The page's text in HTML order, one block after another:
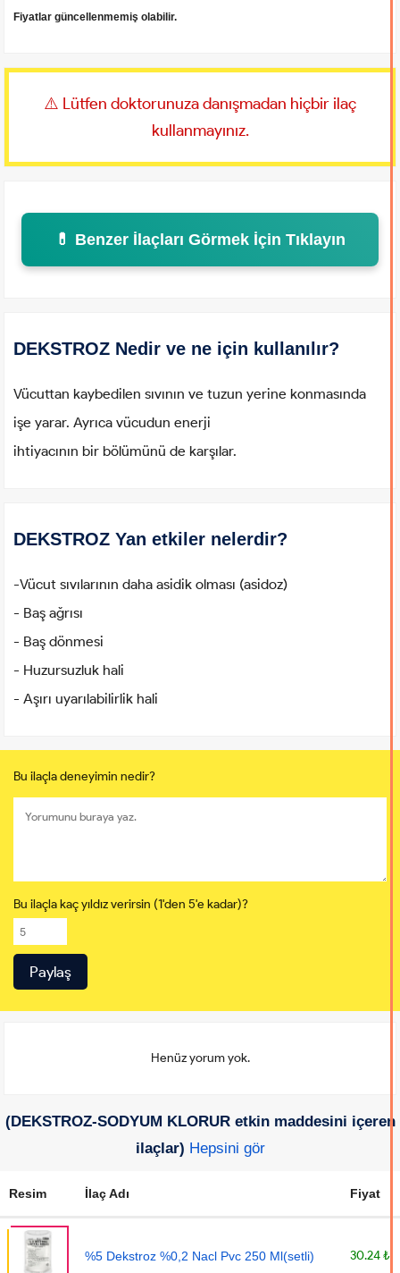
Fiyatlar güncellenmemiş olabilir.
⚠️ Lütfen doktorunuza danışmadan hiçbir ilaç
kullanmayınız.
💊 Benzer İlaçları Görmek İçin Tıklayın
DEKSTROZ Nedir ve ne için kullanılır?
Vücuttan kaybedilen sıvının ve tuzun yerine konmasında
işe yarar. Ayrıca vücudun enerji
ihtiyacının bir bölümünü de karşılar.
DEKSTROZ Yan etkiler nelerdir?
-Vücut sıvılarının daha asidik olması (asidoz)
- Baş ağrısı
- Baş dönmesi
- Huzursuzluk hali
- Aşırı uyarılabilirlik hali
Bu ilaçla deneyimin nedir?
Bu ilaçla kaç yıldız verirsin (1'den 5'e kadar)?
Henüz yorum yok.
(DEKSTROZ-SODYUM KLORUR etkin maddesini içeren
ilaçlar) Hepsini gör
Resim İlaç Adı Fiyat
%5 Dekstroz %0,2 Nacl Pvc 250 Ml(setli) 30.24 ₺